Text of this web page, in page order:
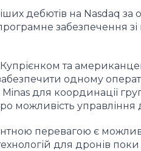
дебютів на Nasdaq за
забезпечення
та
одному
для координації груп
можливість управління
перевагою є
для дронів